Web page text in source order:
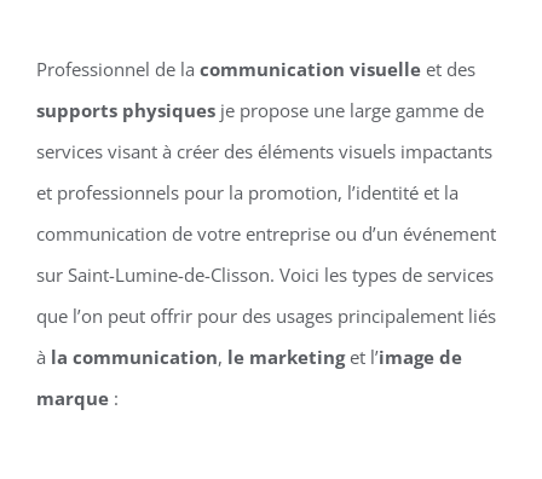
Professionnel de la communication visuelleet des
supports physiquesje propose une large gamme de
services visant à créer des éléments visuels impactants
et professionnels pour la promotion, l’identité et la
communication de votre entreprise ou d’un événement
sur Saint-Lumine-de-Clisson. Voici les types de services
que l’on peut offrir pour des usages principalement liés
à la communication, le marketinget l’image de
marque: